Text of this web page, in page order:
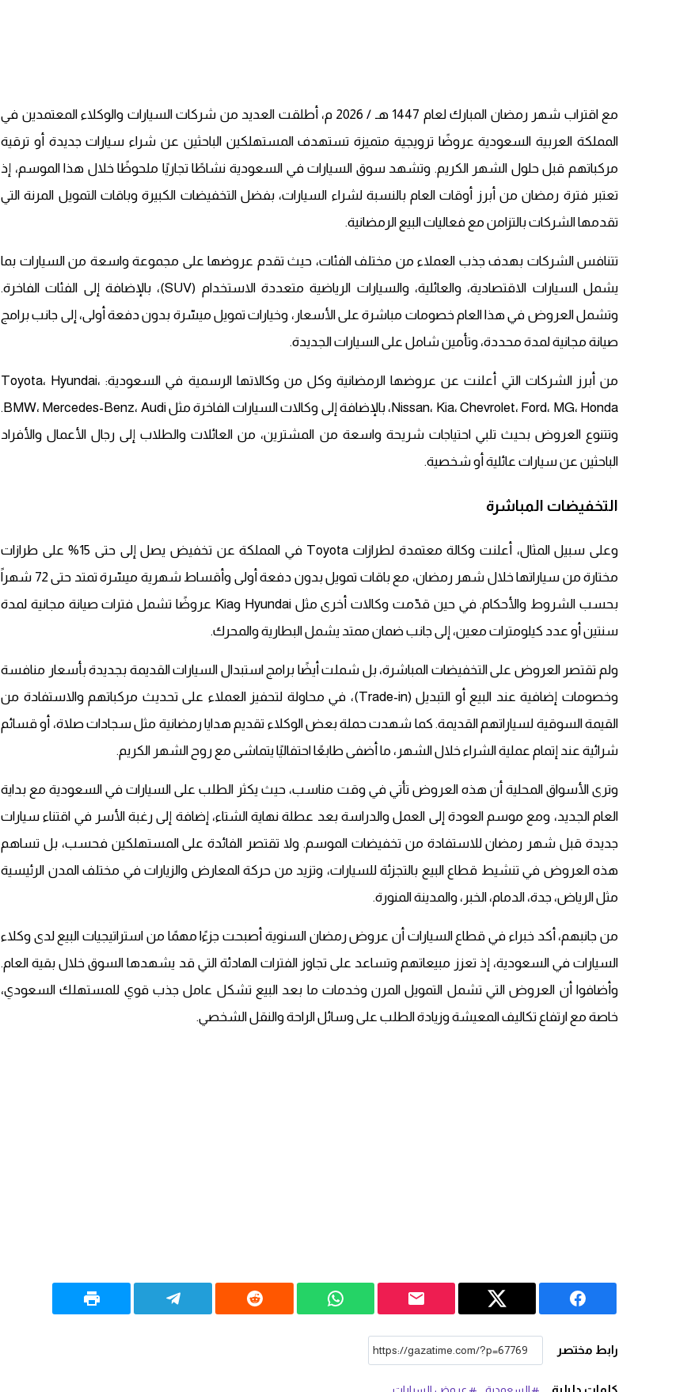
مع اقتراب شهر رمضان المبارك لعام 1447 هـ / 2026 م، أطلقت العديد من شركات السيارات والوكلاء المعتمدين في
المملكة العربية السعودية عروضًا ترويجية متميزة تستهدف المستهلكين الباحثين عن شراء سيارات جديدة أو ترقية
مركباتهم قبل حلول الشهر الكريم. وتشهد سوق السيارات في السعودية نشاطًا تجاريًا ملحوظًا خلال هذا الموسم، إذ
تعتبر فترة رمضان من أبرز أوقات العام بالنسبة لشراء السيارات، بفضل التخفيضات الكبيرة وباقات التمويل المرنة التي
تقدمها الشركات بالتزامن مع فعاليات البيع الرمضانية.
تتنافس الشركات بهدف جذب العملاء من مختلف الفئات، حيث تقدم عروضها على مجموعة واسعة من السيارات بما
يشمل السيارات الاقتصادية، والعائلية، والسيارات الرياضية متعددة الاستخدام (SUV)، بالإضافة إلى الفئات الفاخرة.
وتشمل العروض في هذا العام خصومات مباشرة على الأسعار، وخيارات تمويل ميسّرة بدون دفعة أولى، إلى جانب برامج
صيانة مجانية لمدة محددة، وتأمين شامل على السيارات الجديدة.
من أبرز الشركات التي أعلنت عن عروضها الرمضانية وكل من وكالاتها الرسمية في السعودية: Toyota، Hyundai،
Nissan، Kia، Chevrolet، Ford، MG، Honda، بالإضافة إلى وكالات السيارات الفاخرة مثل BMW، Mercedes-Benz، Audi.
وتتنوع العروض بحيث تلبي احتياجات شريحة واسعة من المشترين، من العائلات والطلاب إلى رجال الأعمال والأفراد
الباحثين عن سيارات عائلية أو شخصية.
التخفيضات المباشرة
وعلى سبيل المثال، أعلنت وكالة معتمدة لطرازات Toyota في المملكة عن تخفيض يصل إلى حتى 15% على طرازات
مختارة من سياراتها خلال شهر رمضان، مع باقات تمويل بدون دفعة أولى وأقساط شهرية ميسّرة تمتد حتى 72 شهراً
بحسب الشروط والأحكام. في حين قدّمت وكالات أخرى مثل Hyundai وKia عروضًا تشمل فترات صيانة مجانية لمدة
سنتين أو عدد كيلومترات معين، إلى جانب ضمان ممتد يشمل البطارية والمحرك.
ولم تقتصر العروض على التخفيضات المباشرة، بل شملت أيضًا برامج استبدال السيارات القديمة بجديدة بأسعار منافسة
وخصومات إضافية عند البيع أو التبديل (Trade-in)، في محاولة لتحفيز العملاء على تحديث مركباتهم والاستفادة من
القيمة السوقية لسياراتهم القديمة. كما شهدت حملة بعض الوكلاء تقديم هدايا رمضانية مثل سجادات صلاة، أو قسائم
شرائية عند إتمام عملية الشراء خلال الشهر، ما أضفى طابعًا احتفاليًا يتماشى مع روح الشهر الكريم.
وترى الأسواق المحلية أن هذه العروض تأتي في وقت مناسب، حيث يكثر الطلب على السيارات في السعودية مع بداية
العام الجديد، ومع موسم العودة إلى العمل والدراسة بعد عطلة نهاية الشتاء، إضافة إلى رغبة الأسر في اقتناء سيارات
جديدة قبل شهر رمضان للاستفادة من تخفيضات الموسم. ولا تقتصر الفائدة على المستهلكين فحسب، بل تساهم
هذه العروض في تنشيط قطاع البيع بالتجزئة للسيارات، وتزيد من حركة المعارض والزيارات في مختلف المدن الرئيسية
مثل الرياض، جدة، الدمام، الخبر، والمدينة المنورة.
من جانبهم، أكد خبراء في قطاع السيارات أن عروض رمضان السنوية أصبحت جزءًا مهمًا من استراتيجيات البيع لدى وكلاء
السيارات في السعودية، إذ تعزز مبيعاتهم وتساعد على تجاوز الفترات الهادئة التي قد يشهدها السوق خلال بقية العام.
وأضافوا أن العروض التي تشمل التمويل المرن وخدمات ما بعد البيع تشكل عامل جذب قوي للمستهلك السعودي،
خاصة مع ارتفاع تكاليف المعيشة وزيادة الطلب على وسائل الراحة والنقل الشخصي.
رابط مختصر
كلمات دليلية